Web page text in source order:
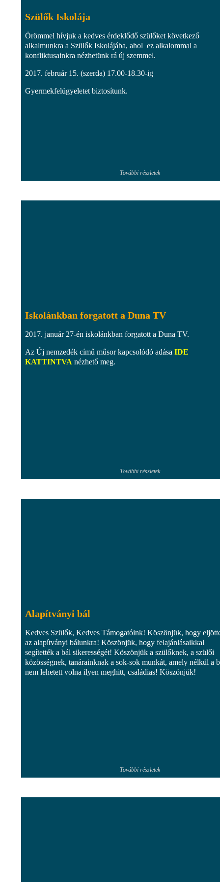
Szülők Iskolája
Örömmel hívjuk a kedves érdeklődő szülőket következő
alkalmunkra a Szülők Iskolájába, ahol ez alkalommal a
konfliktusainkra nézhetünk rá új szemmel.
2017. február 15. (szerda) 17.00-18.30-ig
Gyermekfelügyeletet biztosítunk.
További részletek
Iskolánkban forgatott a Duna TV
2017. január 27-én iskolánkban forgatott a Duna TV.
Az Új nemzedék című műsor kapcsolódó adása IDE
KATTINTVA nézhető meg.
További részletek
Alapítványi bál
Kedves Szülők, Kedves Támogatóink! Köszönjük, hogy
az alapítványi bálunkra! Köszönjük, hogy felajánlásaikkal
segítették a bál sikerességét! Köszönjük a szülőknek, a szülői
közösségnek, tanárainknak a sok-sok munkát, amely nélkül a
nem lehetett volna ilyen meghitt, családias! Köszönjük!
További részletek